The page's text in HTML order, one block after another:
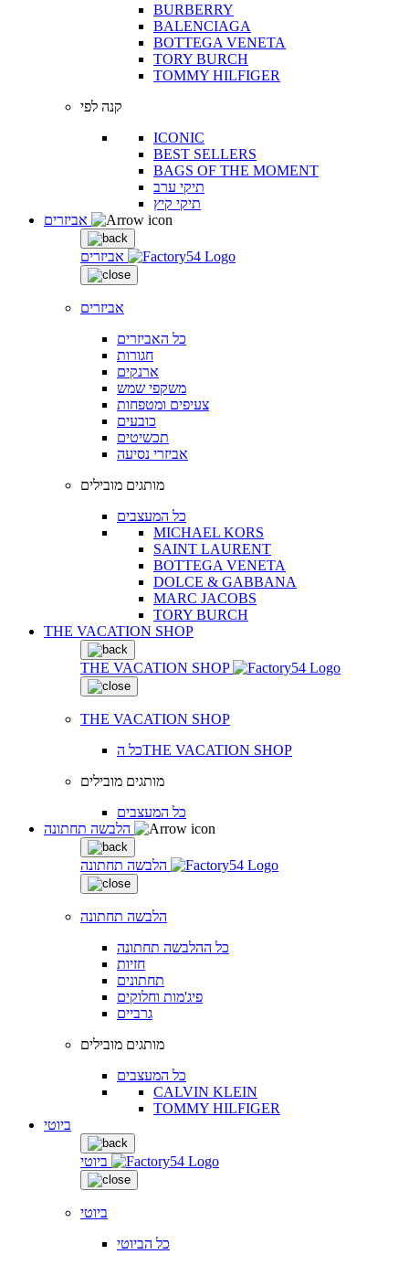
BURBERRY
BALENCIAGA
BOTTEGA VENETA
TORY BURCH
TOMMY HILFIGER
קנה לפי
ICONIC
BEST SELLERS
BAGS OF THE MOMENT
תיקי ערב
תיקי קיץ
אביזרים
אביזרים
כל האביזרים
חגורות
ארנקים
משקפי שמש
צעיפים ומטפחות
כובעים
תכשיטים
אביזרי נסיעה
מותגים מובילים
כל המעצבים
MICHAEL KORS
SAINT LAURENT
BOTTEGA VENETA
DOLCE & GABBANA
MARC JACOBS
TORY BURCH
THE VACATION SHOP
THE VACATION SHOP
THE VACATION SHOP
כל הTHE VACATION SHOP
מותגים מובילים
כל המעצבים
הלבשה תחתונה
הלבשה תחתונה
כל ההלבשה תחתונה
חזיות
תחתונים
פיג'מות וחלוקים
גרביים
מותגים מובילים
כל המעצבים
CALVIN KLEIN
TOMMY HILFIGER
ביוטי
ביוטי
ביוטי
כל הביוטי